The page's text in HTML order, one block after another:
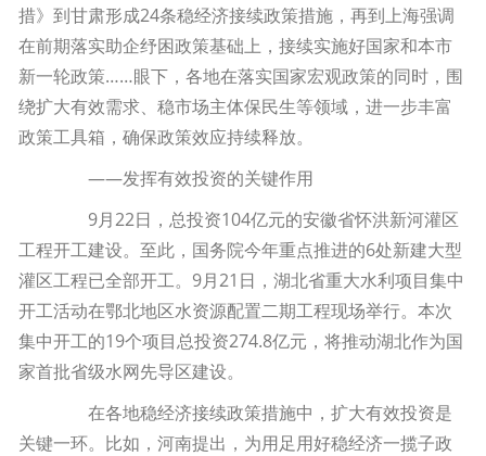
措》到甘肃形成24条稳经济接续政策措施，再到上海强调
在前期落实助企纾困政策基础上，接续实施好国家和本市
新一轮政策……眼下，各地在落实国家宏观政策的同时，围
绕扩大有效需求、稳市场主体保民生等领域，进一步丰富
政策工具箱，确保政策效应持续释放。
——发挥有效投资的关键作用
9月22日，总投资104亿元的安徽省怀洪新河灌区
工程开工建设。至此，国务院今年重点推进的6处新建大型
灌区工程已全部开工。9月21日，湖北省重大水利项目集中
开工活动在鄂北地区水资源配置二期工程现场举行。本次
集中开工的19个项目总投资274.8亿元，将推动湖北作为国
家首批省级水网先导区建设。
在各地稳经济接续政策措施中，扩大有效投资是
关键一环。比如，河南提出，为用足用好稳经济一揽子政